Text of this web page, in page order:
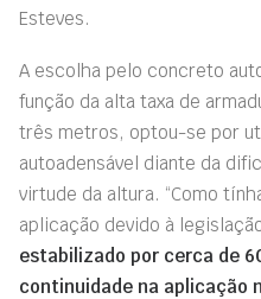
Esteves.
A escolha pelo concreto
função da alta taxa de
três metros, optou-se por
autoadensável diante da
virtude da altura. “Como
aplicação devido à
estabilizado por cerca de
continuidade na aplicação